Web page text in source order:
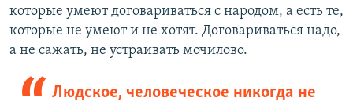
которые умеют договариваться с народом, а есть те,
которые не умеют и не хотят. Договариваться надо,
а не сажать, не устраивать мочилово.
Людское, человеческое никогда не